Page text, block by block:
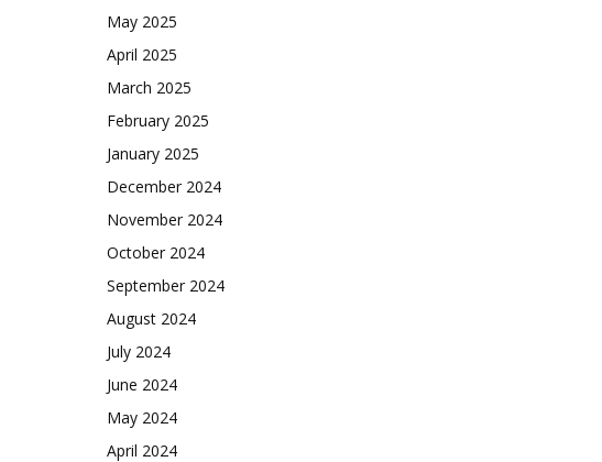
May 2025
April 2025
March 2025
February 2025
January 2025
December 2024
November 2024
October 2024
September 2024
August 2024
July 2024
June 2024
May 2024
April 2024